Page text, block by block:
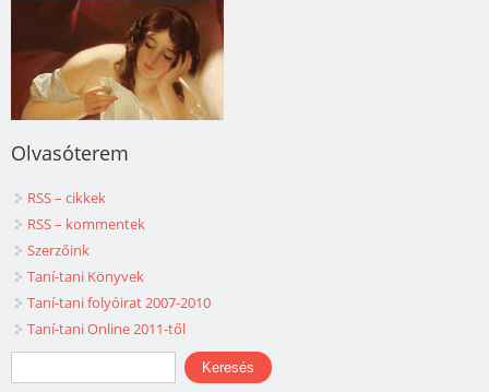
Olvasóterem
RSS – cikkek
RSS – kommentek
Szerzőink
Taní-tani Könyvek
Taní-tani folyóirat 2007-2010
Taní-tani Online 2011-től
Keresés űrlap
Keresés